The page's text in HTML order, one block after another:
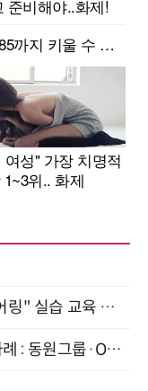
현업에서 바로 쓰는 "하네스 엔지니어링" 실습 교육 워크숍 8월 20일 개최
B2B에서 B2C까지, 현장 실제 운영사례 : 동원그룹·OCI·다이닝브랜즈그룹·당근 (8/27)